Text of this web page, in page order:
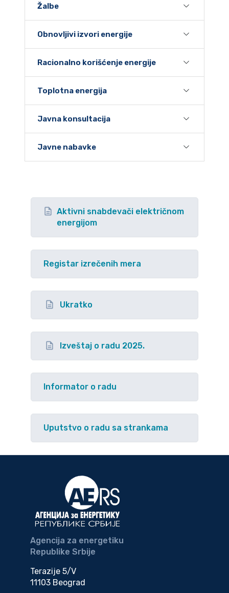
Žalbe
Obnovljivi izvori energije
Racionalno korišćenje energije
Toplotna energija
Javna konsultacija
Javne nabavke
Aktivni snabdevači električnom
energijom
Registar izrečenih mera
Ukratko
Izveštaj o radu 2025.
Informator o radu
Uputstvo o radu sa strankama
Agencija za energetiku
Republike Srbije
Terazije 5/V
11103 Beograd